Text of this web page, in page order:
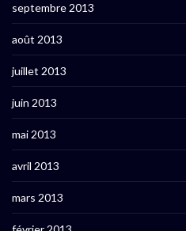
septembre 2013
août 2013
juillet 2013
juin 2013
mai 2013
avril 2013
mars 2013